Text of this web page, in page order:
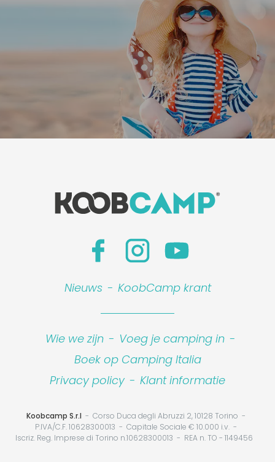
Nieuws - KoobCamp krant
Wie we zijn - Voeg je camping in -
Boek op Camping Italia
Privacy policy - Klant informatie
Koobcamp S.r.l
Corso Duca degli Abruzzi 2, 10128 Torino
P.IVA/C.F. 10628300013
Capitale Sociale € 10.000 i.v.
Iscriz. Reg. Imprese di Torino n.10628300013
REA n. TO - 1149456